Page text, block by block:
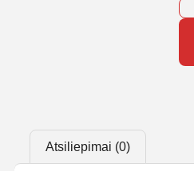
Atsiliepimai (0)